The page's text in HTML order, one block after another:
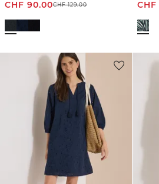
CHF 90.00CHF129.00
CHF